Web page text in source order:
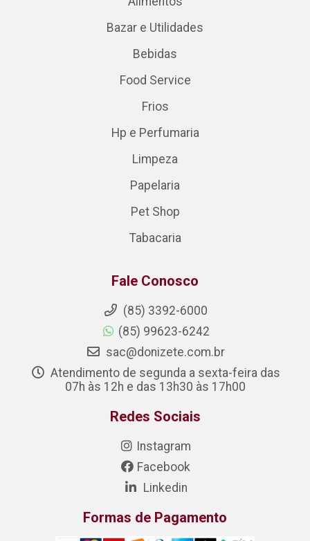
Bazar e Utilidades
Bebidas
Food Service
Frios
Hp e Perfumaria
Limpeza
Papelaria
Pet Shop
Tabacaria
Fale Conosco
(85) 3392-6000
(85) 99623-6242
sac@donizete.com.br
Atendimento de segunda a sexta-feira das
07h às 12h e das 13h30 às 17h00
Redes Sociais
Instagram
Facebook
Linkedin
Formas de Pagamento